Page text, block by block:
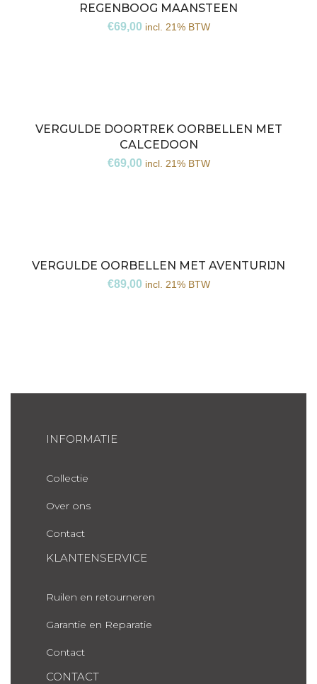
REGENBOOG MAANSTEEN
€69,00 incl. 21% BTW
VERGULDE DOORTREK OORBELLEN MET
CALCEDOON
€69,00 incl. 21% BTW
VERGULDE OORBELLEN MET AVENTURIJN
€89,00 incl. 21% BTW
INFORMATIE
Collectie
Over ons
Contact
KLANTENSERVICE
Ruilen en retourneren
Garantie en Reparatie
Contact
CONTACT